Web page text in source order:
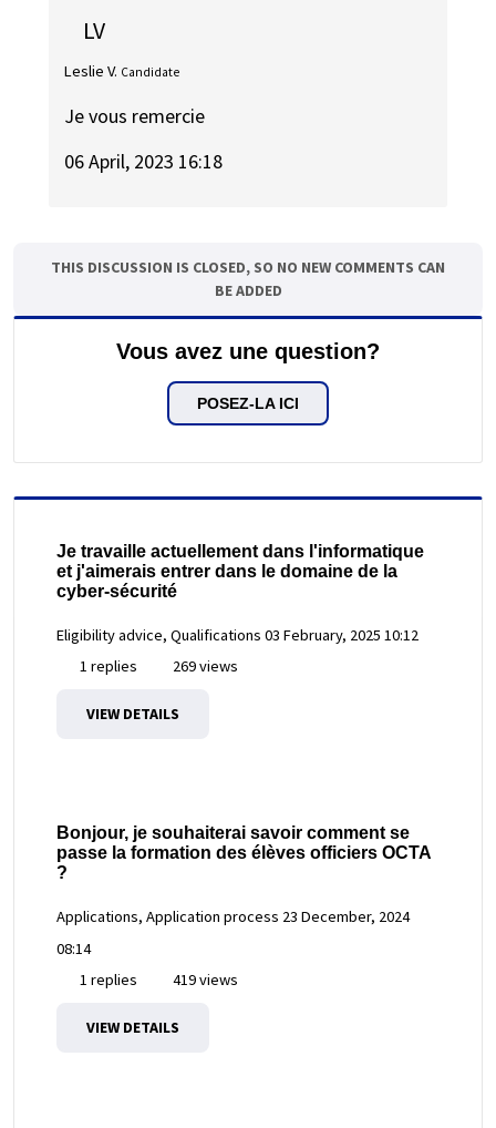
LV
Leslie V. Candidate
Je vous remercie
06 April, 2023 16:18
THIS DISCUSSION IS CLOSED, SO NO NEW COMMENTS CAN
BE ADDED
Vous avez une question?
POSEZ-LA ICI
Je travaille actuellement dans l'informatique
et j'aimerais entrer dans le domaine de la
cyber-sécurité
Eligibility advice, Qualifications 03 February, 2025 10:12
1 replies
269 views
VIEW DETAILS
Bonjour, je souhaiterai savoir comment se
passe la formation des élèves officiers OCTA
?
Applications, Application process 23 December, 2024
08:14
1 replies
419 views
VIEW DETAILS